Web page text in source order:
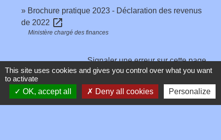
Brochure pratique 2023 - Déclaration des revenus
de 2022 open_in_new
Ministère chargé des finances
Signaler une erreur sur cette page
This site uses cookies and gives you control over what you want
to activate
OK, accept all
Deny all cookies Personalize